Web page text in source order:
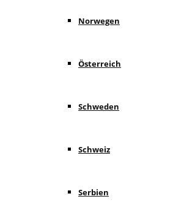
Norwegen
Österreich
Schweden
Schweiz
Serbien